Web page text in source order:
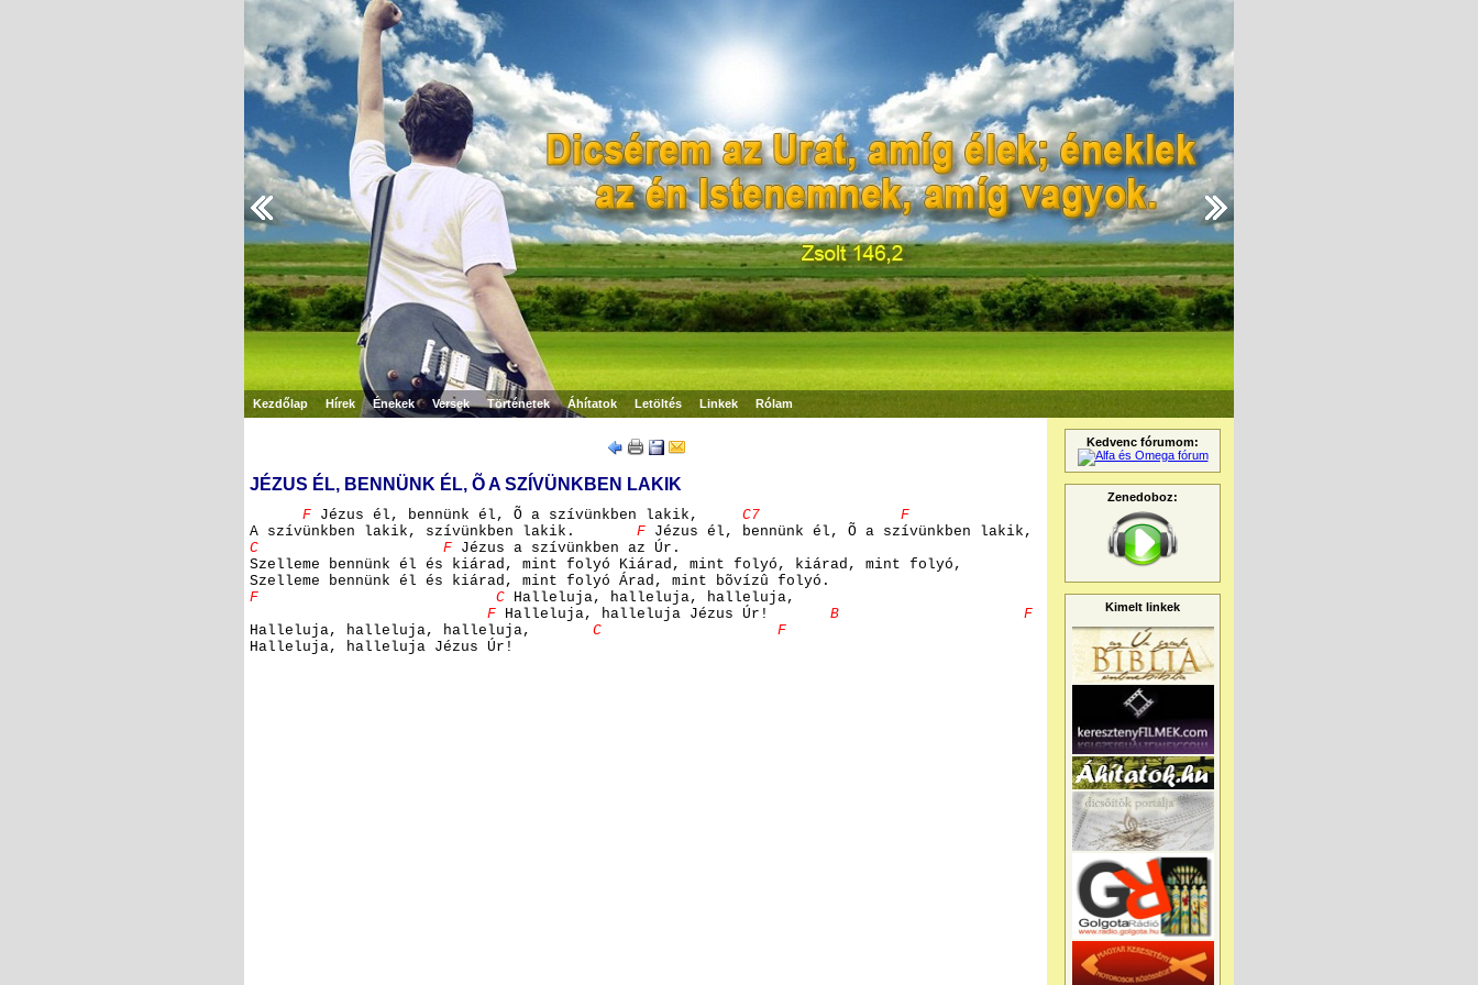
Kezdőlap Hírek Énekek Versek Történetek Áhítatok Letöltés Linkek Rólam
JÉZUS ÉL, BENNÜNK ÉL, Õ A SZÍVÜNKBEN LAKIK
F Jézus él, bennünk él, Õ a szívünkben lakik,
C7 F
A szívünkben lakik, szívünkben lakik.
F Jézus él, bennünk él, Õ a szívünkben lakik,
C F Jézus a szívünkben az Úr.
Szelleme bennünk él és kiárad, mint folyó Kiárad, mint folyó, kiárad, mint folyó,
Szelleme bennünk él és kiárad, mint folyó Árad, mint bõvízû folyó.
F C Halleluja, halleluja, halleluja,
F Halleluja, halleluja Jézus Úr!
B F
Halleluja, halleluja, halleluja,
C F
Halleluja, halleluja Jézus Úr!
Kedvenc fórumom:
Zenedoboz:
Kimelt linkek